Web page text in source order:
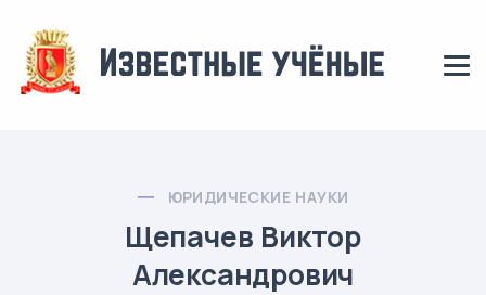
ЮРИДИЧЕСКИЕ НАУКИ
Щепачев Виктор
Александрович